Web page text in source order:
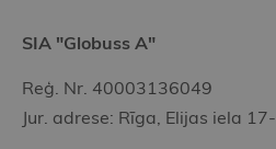
SIA "Globuss A"
Reģ. Nr. 40003136049
Jur. adrese: Rīga, Elijas iela